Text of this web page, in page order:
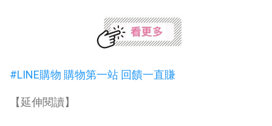
Norns柴柴 狗狗 動物 可
愛 ...3%
NORNS
#LINE購物 購物第一站 回饋一直賺
【延伸閱讀】